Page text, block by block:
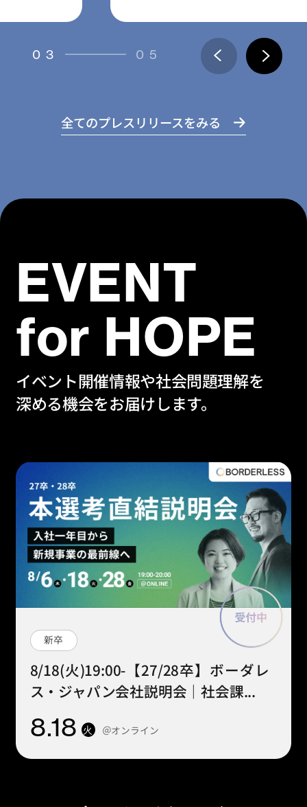
03 05
全てのプレスリリースをみる
EVENT
for HOPE
イベント開催情報や社会問題理解を
深める機会をお届けします。
新卒
8/18(火)19:00-【27/28卒】ボーダレ
ス・ジャパン会社説明会｜社会課...
8.18 火 ＠オンライン